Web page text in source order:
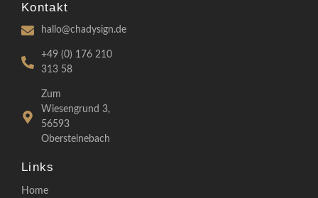
Kontakt
hallo@chadysign.de
+49 (0) 176 210
313 58
Zum
Wiesengrund 3,
56593
Obersteinebach
Links
Home